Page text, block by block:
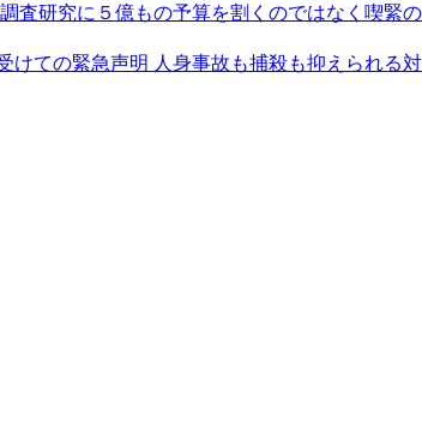
査研究に５億もの予算を割くのではなく喫緊
けての緊急声明 人身事故も捕殺も抑えられる